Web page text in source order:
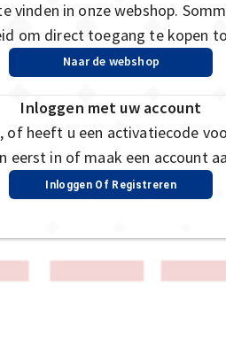
vinden in onze webshop.
om direct toegang te kopen
Naar de webshop
Inloggen met uw account
of heeft u een activatiecode
eerst in of maak een account
Inloggen Of Registreren